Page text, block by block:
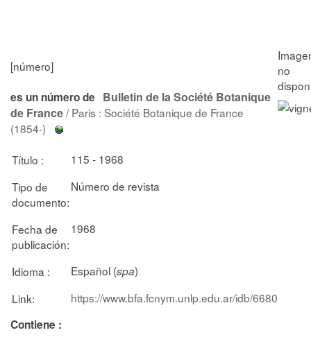
[número]
es un número de Bulletin de la Société Botanique
de France/ Paris : Société Botanique de France
(1854-)
Título :
115 - 1968
Tipo de
documento:
Número de revista
Fecha de
publicación:
1968
Idioma : Español (spa)
Link:
https://www.bfa.fcnym.unlp.edu.ar/idb/6680
Contiene :